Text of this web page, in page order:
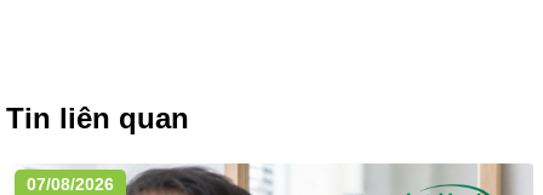
Tin liên quan
07/08/2026